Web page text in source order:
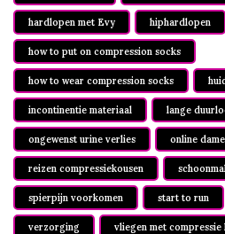
hardlopen met Evy hiphardlopen
how to put on compression socks
how to wear compression socks
incontinentie materiaal lange
ongewenst urine verlies online
reizen compressiekousen
spierpijn voorkomen start to run
verzorging vliegen met compressie